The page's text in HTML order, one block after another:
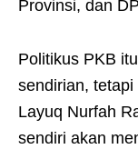
Provinsi, dan
Politikus PKB
sendirian,
Layuq Nurfah
sendiri akan